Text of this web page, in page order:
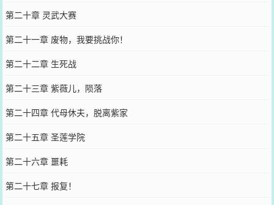
第二十章 灵武大赛
第二十一章 废物，我要挑战你！
第二十二章 生死战
第二十三章 紫薇儿，陨落
第二十四章 代母休夫，脱离紫家
第二十五章 圣莲学院
第二十六章 噩耗
第二十七章 报复！